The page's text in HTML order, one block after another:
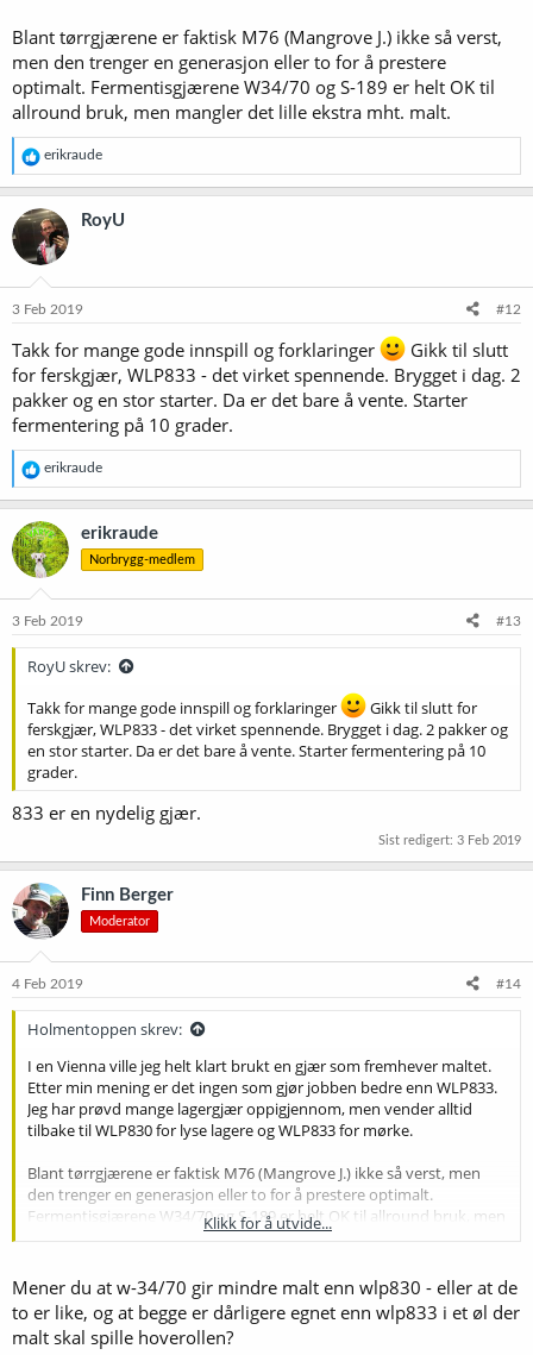
Blant tørrgjærene er faktisk M76 (Mangrove J.) ikke så verst,
men den trenger en generasjon eller to for å prestere
optimalt. Fermentisgjærene W34/70 og S-189 er helt OK til
allround bruk, men mangler det lille ekstra mht. malt.
R
e
a
k
s
j
o
e
:
erikraude
RoyU
3 Feb 2019 #12
Takk for mange gode innspill og forklaringer
Gikk til slutt
for ferskgjær, WLP833 - det virket spennende. Brygget i dag. 2
pakker og en stor starter. Da er det bare å vente. Starter
fermentering på 10 grader.
R
e
a
k
s
j
o
e
erikraude
erikraude
Norbrygg-medlem
3 Feb 2019 #13
RoyU skrev:
Takk for mange gode innspill og forklaringer
Gikk til slutt for
ferskgjær, WLP833 - det virket spennende. Brygget i dag. 2 pakker og
en stor starter. Da er det bare å vente. Starter fermentering på 10
grader.
833 er en nydelig gjær.
Sist redigert: 3 Feb 2019
Finn Berger
Moderator
4 Feb 2019 #14
Holmentoppen skrev:
I en Vienna ville jeg helt klart brukt en gjær som fremhever maltet.
Etter min mening er det ingen som gjør jobben bedre enn WLP833.
Jeg har prøvd mange lagergjær oppigjennom, men vender alltid
tilbake til WLP830 for lyse lagere og WLP833 for mørke.
Blant tørrgjærene er faktisk M76 (Mangrove J.) ikke så verst, men
den trenger en generasjon eller to for å prestere optimalt.
Fermentisgjærene W34/70 og S-189 er helt OK til allround bruk, men
mangler det lille ekstra mht. malt.
Klikk for å utvide...
Mener du at w-34/70 gir mindre malt enn wlp830 - eller at de
to er like, og at begge er dårligere egnet enn wlp833 i et øl der
malt skal spille hoverollen?